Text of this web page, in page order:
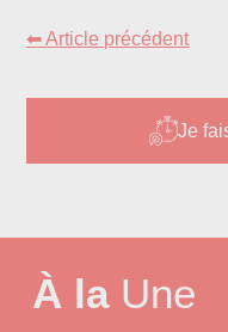
⬅ Article précédent
Je
À laUne